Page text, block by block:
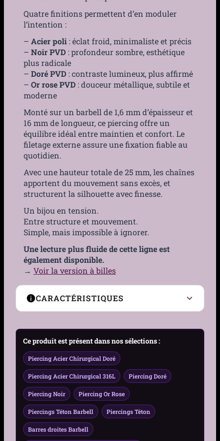
Quatre finitions permettent d’en moduler
l’intention :
– Acier poli : éclat froid, minimaliste et précis
– Noir PVD : profondeur sombre, esthétique
plus radicale
– Doré PVD : contraste lumineux, plus affirmé
– Or rose PVD : douceur métallique, subtile et
moderne
Monté sur un barbell de 1,6 mm d’épaisseur et
16 mm de longueur, ce piercing offre un
équilibre idéal entre maintien et confort. Le
filetage externe assure une fixation fiable au
quotidien.
Avec une hauteur totale de 25 mm, les chaînes
apportent du mouvement sans excès, et
structurent la silhouette avec finesse.
Un bijou en tension.
Entre structure et mouvement.
Simple, mais impossible à ignorer.
Une lecture plus fluide de cette ligne est
également disponible.
→ Voir la version à billes
CARACTÉRISTIQUES
Type de Piercing Barre droite (barbell)
Zone compatible Téton
Genre Femme, Homme
Matière Acier 316L
Couleur Acier, Noir, Doré, Or Rose
Ce produit est présent dans nos sélections :
Piercing Acier Chirurgical Doré
Piercing Acier Chirurgical 316L Piercing Doré
Piercing Noir Piercing Or Rose
Piercings Téton Barbell Piercings Téton
Barres droites Barbell